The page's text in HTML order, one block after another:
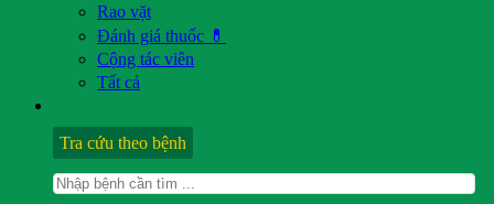
Rao vặt
Đánh giá thuốc 💊
Cộng tác viên
Tất cả
Tra cứu theo bệnh